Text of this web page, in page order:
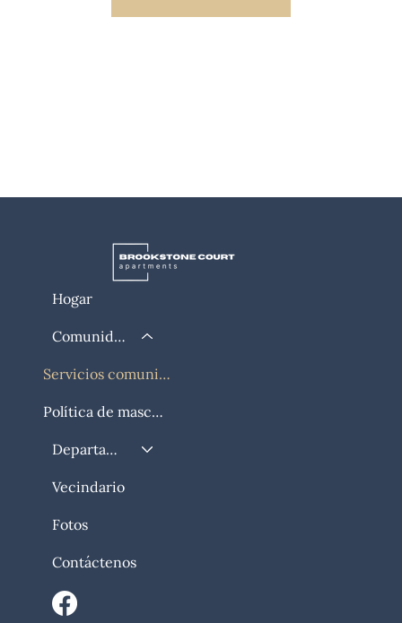
Hogar
Comunidad
Servicios comunitarios
Política de mascotas
Departamento
Vecindario
Fotos
Contáctenos